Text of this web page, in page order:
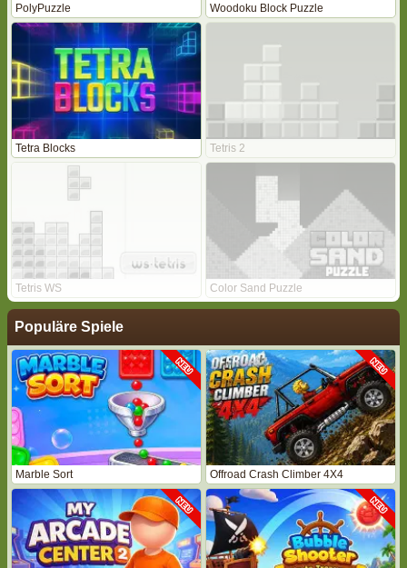
PolyPuzzle Woodoku Block Puzzle
Tetra Blocks Tetris 2
Tetris WS Color Sand Puzzle
Populäre Spiele
Marble Sort Offroad Crash Climber 4X4